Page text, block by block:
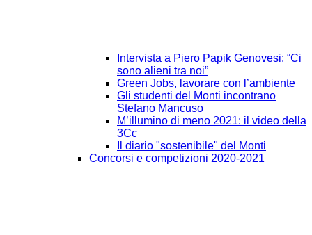
Intervista a Piero Papik Genovesi: “Ci
sono alieni tra noi”
Green Jobs, lavorare con l’ambiente
Gli studenti del Monti incontrano
Stefano Mancuso
M’illumino di meno 2021: il video della
3Cc
Il diario "sostenibile" del Monti
Concorsi e competizioni 2020-2021